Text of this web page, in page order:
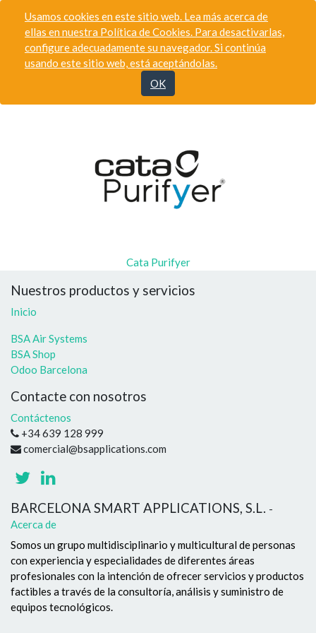
Usamos cookies en este sitio web. Lea más acerca de
ellas en nuestra Política de Cookies. Para desactivarlas,
configure adecuadamente su navegador. Si continúa
usando este sitio web, está aceptándolas.
OK
Cata Purifyer
Nuestros productos y servicios
Inicio
BSA Air Systems
BSA Shop
Odoo Barcelona
Contacte con nosotros
Contáctenos
+34 639 128 999
comercial@bsapplications.com
BARCELONA SMART APPLICATIONS, S.L. -
Acerca de
Somos un grupo multidisciplinario y multicultural de personas
con experiencia y especialidades de diferentes áreas
profesionales con la intención de ofrecer servicios y productos
factibles a través de la consultoría, análisis y suministro de
equipos tecnológicos.